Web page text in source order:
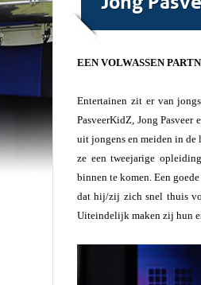
EEN VOLWASSEN
Entertainen zit er van
PasveerKidZ, Jong Pasveer
uit jongens en meiden in de
ze een tweejarige
binnen te komen. Een
dat hij/zij zich snel thuis
Uiteindelijk maken zij hun